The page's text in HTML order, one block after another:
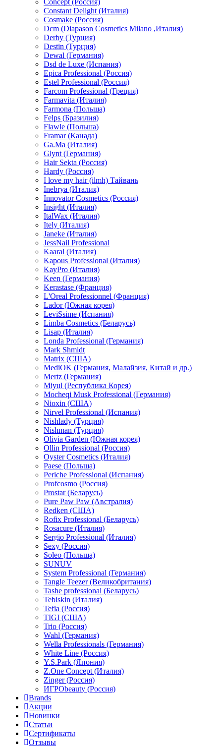
Concept (Россия)
Constant Delight (Италия)
Cosmake (Россия)
Dcm (Diapason Cosmetics Milano ,Италия)
Derby (Турция)
Destin (Турция)
Dewal (Германия)
Dsd de Luxe (Испания)
Epica Professional (Россия)
Estel Professional (Россия)
Farcom Professional (Греция)
Farmavita (Италия)
Farmona (Польша)
Felps (Бразилия)
Flawle (Польша)
Framar (Канада)
Ga.Ma (Италия)
Glynt (Германия)
Hair Sekta (Россия)
Hardy (Россия)
I love my hair (ilmh) Тайвань
Inebrya (Италия)
Innovator Cosmetics (Россия)
Insight (Италия)
ItalWax (Италия)
Itely (Италия)
Janeke (Италия)
JessNail Professional
Kaaral (Италия)
Kapous Professional (Италия)
KayPro (Италия)
Keen (Германия)
Kerastase (Франция)
L'Oreal Professionnel (Франция)
Lador (Южная корея)
LeviSsime (Испания)
Limba Cosmetics (Беларусь)
Lisap (Италия)
Londa Professional (Германия)
Mark Shmidt
Matrix (США)
MediOK (Германия, Малайзия, Китай и др.)
Mertz (Германия)
Miyul (Республика Корея)
Mocheqi Musk Professional (Германия)
Nioxin (США)
Nirvel Professional (Испания)
Nishlady (Турция)
Nishman (Турция)
Olivia Garden (Южная корея)
Ollin Professional (Россия)
Oyster Cosmetics (Италия)
Paese (Польша)
Periche Professional (Испания)
Profcosmo (Россия)
Prostar (Беларусь)
Pure Paw Paw (Австралия)
Redken (США)
Rofix Professional (Беларусь)
Rosacure (Италия)
Sergio Professional (Италия)
Sexy (Россия)
Soleo (Польша)
SUNUV
System Professional (Германия)
Tangle Teezer (Великобритания)
Tashe professional (Беларусь)
Tebiskin (Италия)
Tefia (Россия)
TIGI (США)
Trio (Россия)
Wahl (Германия)
Wella Professionals (Германия)
White Line (Россия)
Y.S.Park (Япония)
Z.One Concept (Италия)
Zinger (Россия)
ИГРОbeauty (Россия)
Brands
Акции
Новинки
Статьи
Сертификаты
Отзывы